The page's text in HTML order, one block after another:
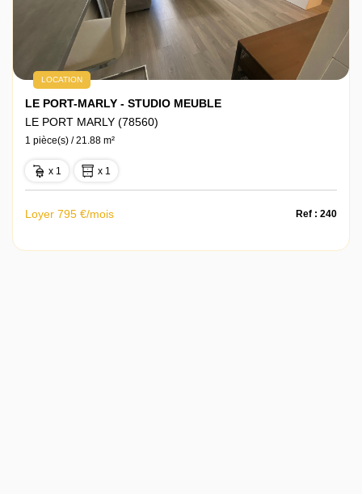
LOCATION
LE PORT-MARLY - STUDIO MEUBLE
LE PORT MARLY (78560)
1 pièce(s) / 21.88 m²
x 1 x 1
Loyer 795 €/mois Ref : 240